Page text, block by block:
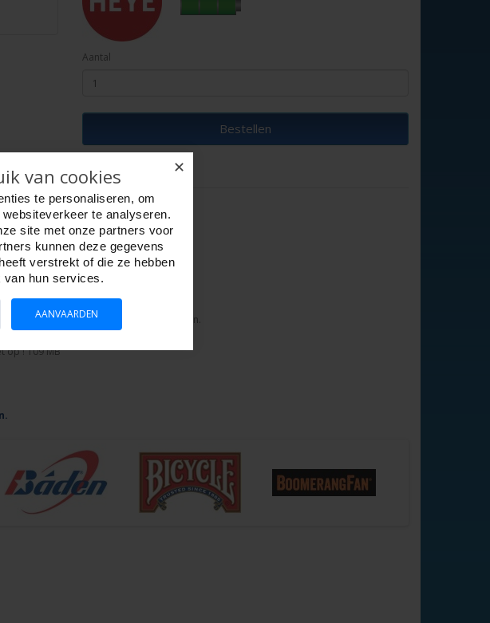
Aantal
Bestellen
direct downloaden.
uw harde schijf op, bv in Mijn Documenten.
op ! 109 MB
✕
van cookies
te personaliseren, om
te analyseren.
site met onze partners voor
kunnen deze gegevens
verstrekt of die ze hebben
van hun services.
AANVAARDEN